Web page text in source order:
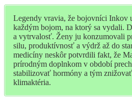
Legendy vravia, že bojovníci Inkov
každým bojom, na ktorý sa vydali.
a vytrvalosť. Ženy ju konzumovali
silu, produktívnosť a výdrž až do
medicíny neskôr potvrdili fakt, že
prírodným doplnkom v období
stabilizovať hormóny a tým
klimaktéria.